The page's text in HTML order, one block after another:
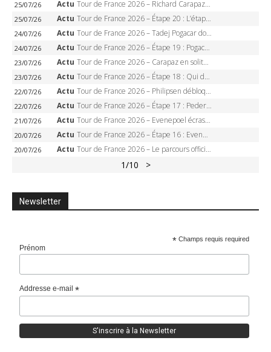
25/07/26 Actu Tour de France 2026 – Richard Carapaz roi des Alpes, doublé et maillot à pois, Seixas perd le podium
25/07/26 Actu Tour de France 2026 – Étape 20 : L’étape reine, Galibier, Sarenne, Alpe d’Huez, qui succédera à Pogacar ?
24/07/26 Actu Tour de France 2026 – Tadej Pogacar dompte l’Alpe d’Huez, 5e victoire, record de Pantani pulvérisé
24/07/26 Actu Tour de France 2026 – Étape 19 : Pogacar peut-il enfin dompter l’Alpe d’Huez ?
23/07/26 Actu Tour de France 2026 – Carapaz en solitaire à Orcières-Merlette, Paret-Peintre à un point du maillot à pois
23/07/26 Actu Tour de France 2026 – Étape 18 : Qui domptera Orcières-Merlette, première marche vers l’Alpe d’Huez ?
22/07/26 Actu Tour de France 2026 – Philipsen débloque son compteur à Voiron, Pedersen en danger pour le maillot vert
22/07/26 Actu Tour de France 2026 – Étape 17 : Pedersen peut-il verrouiller le maillot vert à Voiron ?
21/07/26 Actu Tour de France 2026 – Evenepoel écrase le chrono d’Évian, Seixas 4e, Lipowitz abandonne
20/07/26 Actu Tour de France 2026 – Étape 16 : Evenepoel, Pogacar, Ganna… qui domptera le chrono d’Évian pour redessiner le podium ?
20/07/26 Actu Tour de France 2026 – Le parcours officiel complet : 21 étapes, profils, carte et dates
1/10 >
Newsletter
* Champs requis required
Prénom
Addresse e-mail*